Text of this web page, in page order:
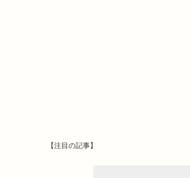
【注目の記事】